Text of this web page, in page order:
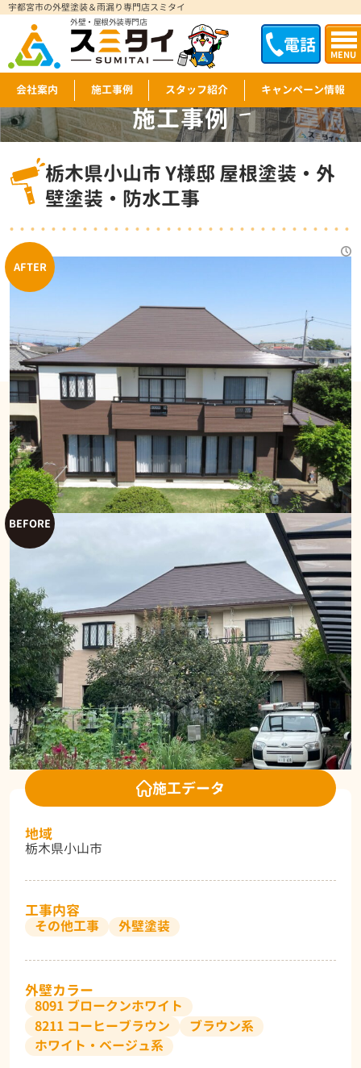
電話 MENU
宇都宮市の外壁塗装＆雨漏り専門店スミタイ
外壁・屋根外装専門店
会社案内 施工事例 スタッフ紹介 キャンペーン情報
施工事例
WORKS
栃木県小山市 Y様邸 屋根塗装・外
壁塗装・防水工事
施工データ
地域
栃木県小山市
工事内容
その他工事 外壁塗装
外壁カラー
8091 ブロークンホワイト
8211 コーヒーブラウン
ブラウン系
ホワイト・ベージュ系